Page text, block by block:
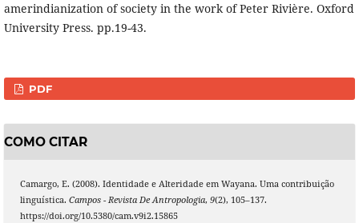
amerindianization of society in the work of Peter Rivière. Oxford
University Press. pp.19-43.
PDF
COMO CITAR
Camargo, E. (2008). Identidade e Alteridade em Wayana. Uma contribuição
linguística. Campos - Revista De Antropologia, 9(2), 105–137.
https://doi.org/10.5380/cam.v9i2.15865